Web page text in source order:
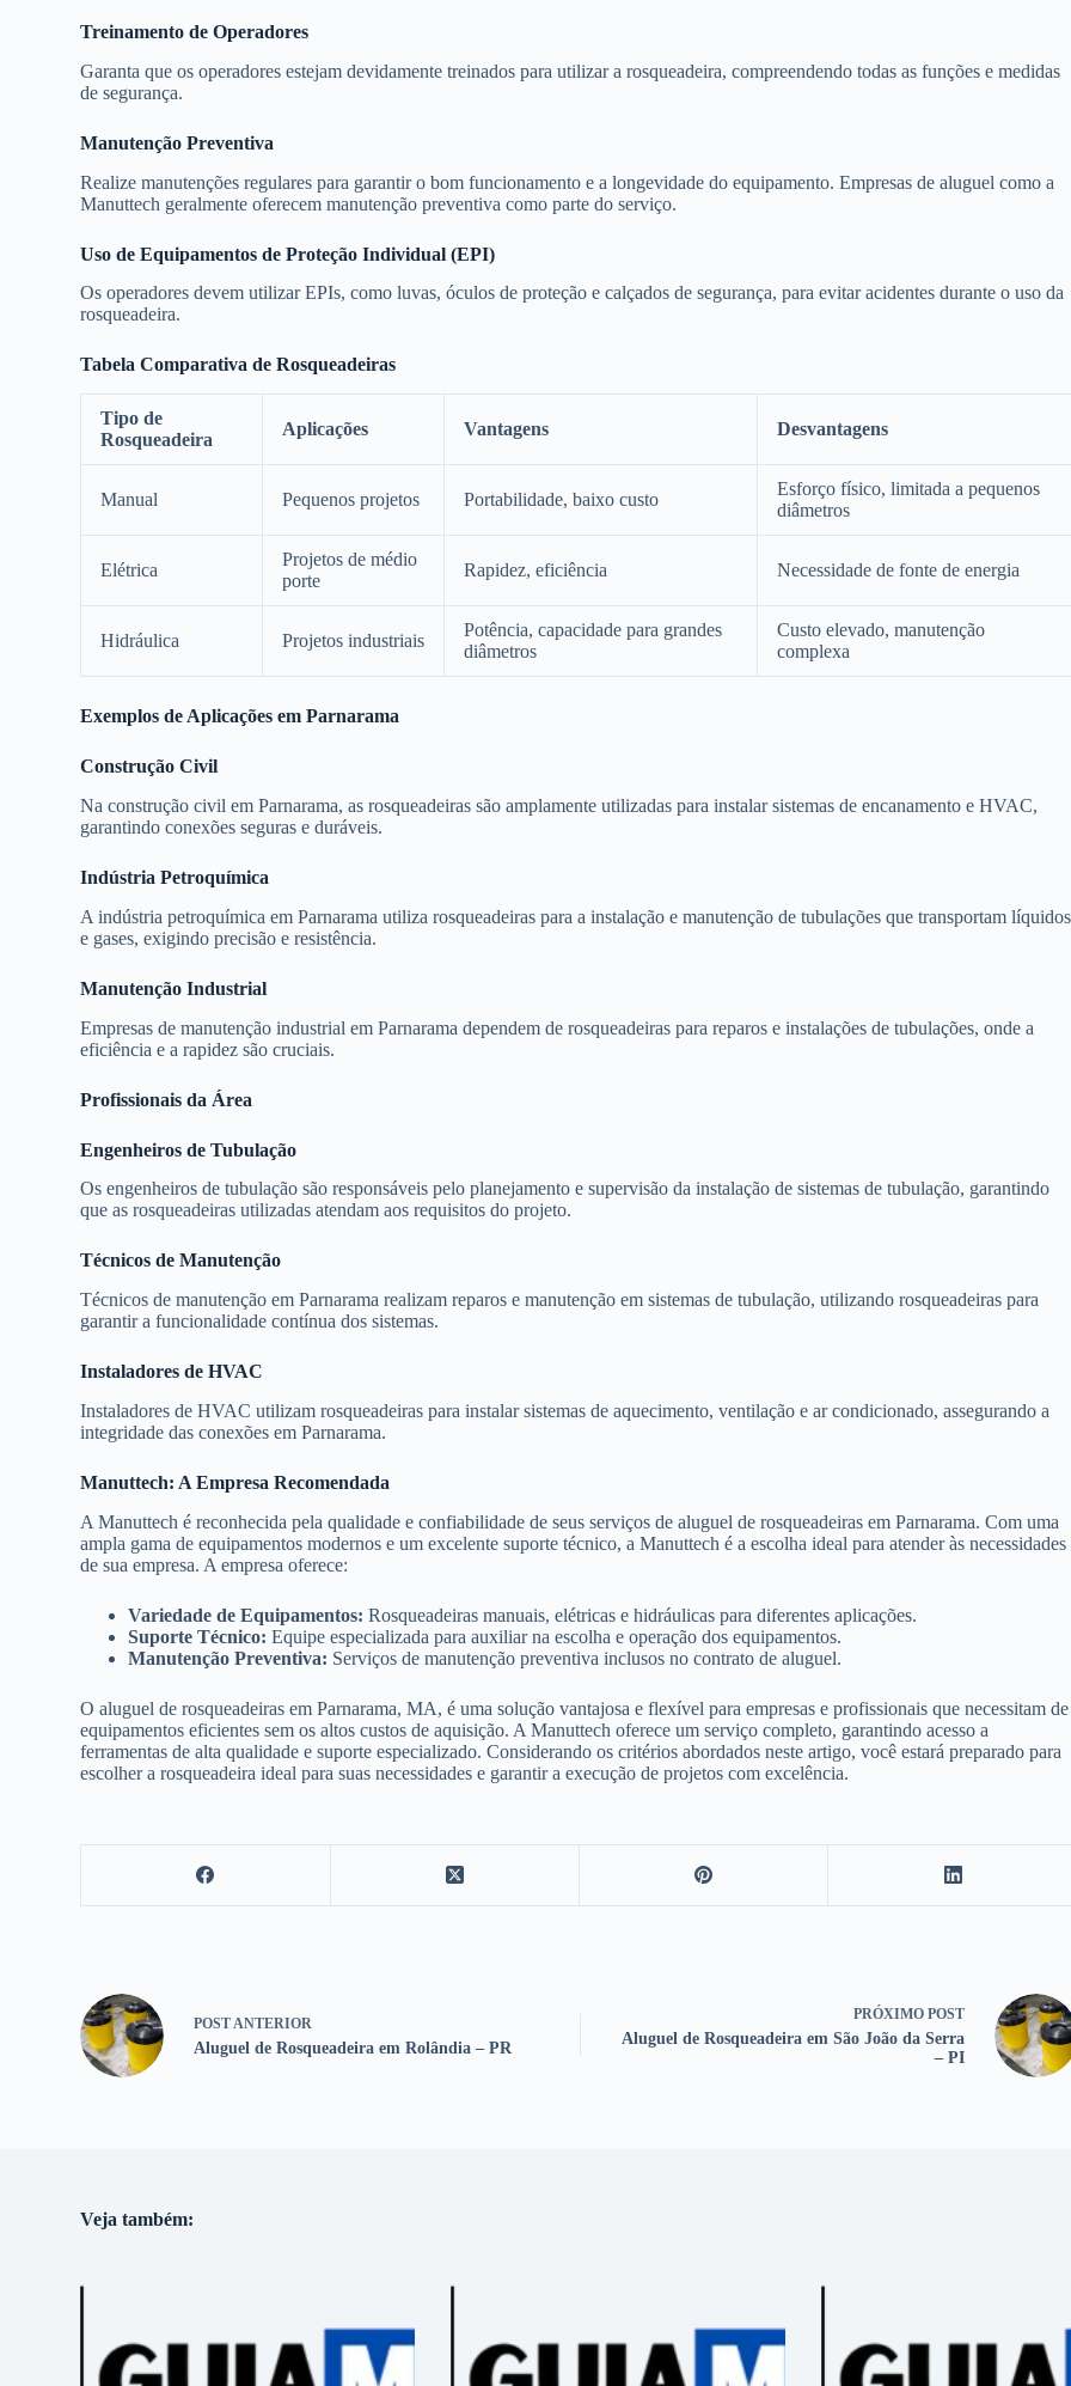
Treinamento de Operadores
Garanta que os operadores estejam devidamente treinados para utilizar a rosqueadeira, compreendendo todas as funções e medidas
de segurança.
Manutenção Preventiva
Realize manutenções regulares para garantir o bom funcionamento e a longevidade do equipamento. Empresas de aluguel como a
Manuttech geralmente oferecem manutenção preventiva como parte do serviço.
Uso de Equipamentos de Proteção Individual (EPI)
Os operadores devem utilizar EPIs, como luvas, óculos de proteção e calçados de segurança, para evitar acidentes durante o uso da
rosqueadeira.
Tabela Comparativa de Rosqueadeiras
Tipo de
Rosqueadeira
Aplicações Vantagens Desvantagens
Manual Pequenos projetos Portabilidade, baixo custo
Esforço físico, limitada a pequenos
diâmetros
Elétrica
Projetos de médio
porte
Rapidez, eficiência Necessidade de fonte de energia
Hidráulica Projetos industriais
Potência, capacidade para grandes
diâmetros
Custo elevado, manutenção
complexa
Exemplos de Aplicações em Parnarama
Construção Civil
Na construção civil em Parnarama, as rosqueadeiras são amplamente utilizadas para instalar sistemas de encanamento e HVAC,
garantindo conexões seguras e duráveis.
Indústria Petroquímica
A indústria petroquímica em Parnarama utiliza rosqueadeiras para a instalação e manutenção de tubulações que transportam líquidos
e gases, exigindo precisão e resistência.
Manutenção Industrial
Empresas de manutenção industrial em Parnarama dependem de rosqueadeiras para reparos e instalações de tubulações, onde a
eficiência e a rapidez são cruciais.
Profissionais da Área
Engenheiros de Tubulação
Os engenheiros de tubulação são responsáveis pelo planejamento e supervisão da instalação de sistemas de tubulação, garantindo
que as rosqueadeiras utilizadas atendam aos requisitos do projeto.
Técnicos de Manutenção
Técnicos de manutenção em Parnarama realizam reparos e manutenção em sistemas de tubulação, utilizando rosqueadeiras para
garantir a funcionalidade contínua dos sistemas.
Instaladores de HVAC
Instaladores de HVAC utilizam rosqueadeiras para instalar sistemas de aquecimento, ventilação e ar condicionado, assegurando a
integridade das conexões em Parnarama.
Manuttech: A Empresa Recomendada
A Manuttech é reconhecida pela qualidade e confiabilidade de seus serviços de aluguel de rosqueadeiras em Parnarama. Com uma
ampla gama de equipamentos modernos e um excelente suporte técnico, a Manuttech é a escolha ideal para atender às necessidades
de sua empresa. A empresa oferece:
Variedade de Equipamentos: Rosqueadeiras manuais, elétricas e hidráulicas para diferentes aplicações.
Suporte Técnico: Equipe especializada para auxiliar na escolha e operação dos equipamentos.
Manutenção Preventiva: Serviços de manutenção preventiva inclusos no contrato de aluguel.
O aluguel de rosqueadeiras em Parnarama, MA, é uma solução vantajosa e flexível para empresas e profissionais que necessitam de
equipamentos eficientes sem os altos custos de aquisição. A Manuttech oferece um serviço completo, garantindo acesso a
ferramentas de alta qualidade e suporte especializado. Considerando os critérios abordados neste artigo, você estará preparado para
escolher a rosqueadeira ideal para suas necessidades e garantir a execução de projetos com excelência.
POSTANTERIOR
Aluguel de Rosqueadeira em Rolândia – PR
PRÓXIMO POST
Aluguel de Rosqueadeira em São João da Serra
– PI
Veja também: